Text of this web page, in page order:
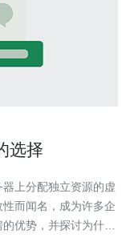
选择
上分配独立资源的虚
而闻名，成为许多企
优势，并探讨为什么